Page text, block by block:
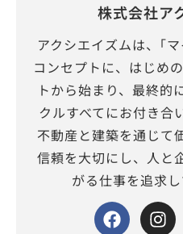
株式会社ア
アクシエイズムは、｢
コンセプトに、はじめ
トから始まり、最終的
クルすべてにお付き合
不動産と建築を通じて
信頼を大切にし、人と
がる仕事を追求し